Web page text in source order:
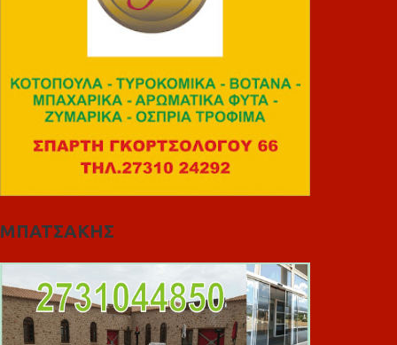
ΜΠΑΤΣΑΚΗΣ